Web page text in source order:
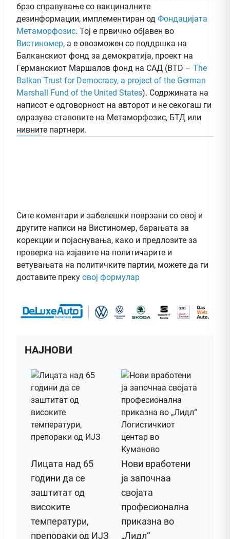
брзо справување со вакциналните
дезинформации, имплементиран од Фондацијата
Метаморфозис. Тој е првично објавен во
Вистиномер, а e овозможен со поддршка на
Балканскиот фонд за демократија, проект на
Германскиот Маршалов фонд на САД (BTD – The
Balkan Trust for Democracy, a project of the German
Marshall Fund of the United States). Содржината на
написот е одговорност на авторот и не секогаш ги
одразува ставовите на Метаморфозис, БТД или
нивните партнери.
Сите коментари и забелешки поврзани со овој и
другите написи на Вистиномер, барањата за
корекции и појаснувања, како и предлозите за
проверка на изјавите на политичарите и
ветувањата на политичките партии, можете да ги
доставите преку овој формулар
НАЈНОВИ
Лицата над 65
години да се
заштитат од
високите
температури,
препораки од ИЈЗ
Нови вработени
ја започнаа
својата
професионална
приказна во
„Лидл“